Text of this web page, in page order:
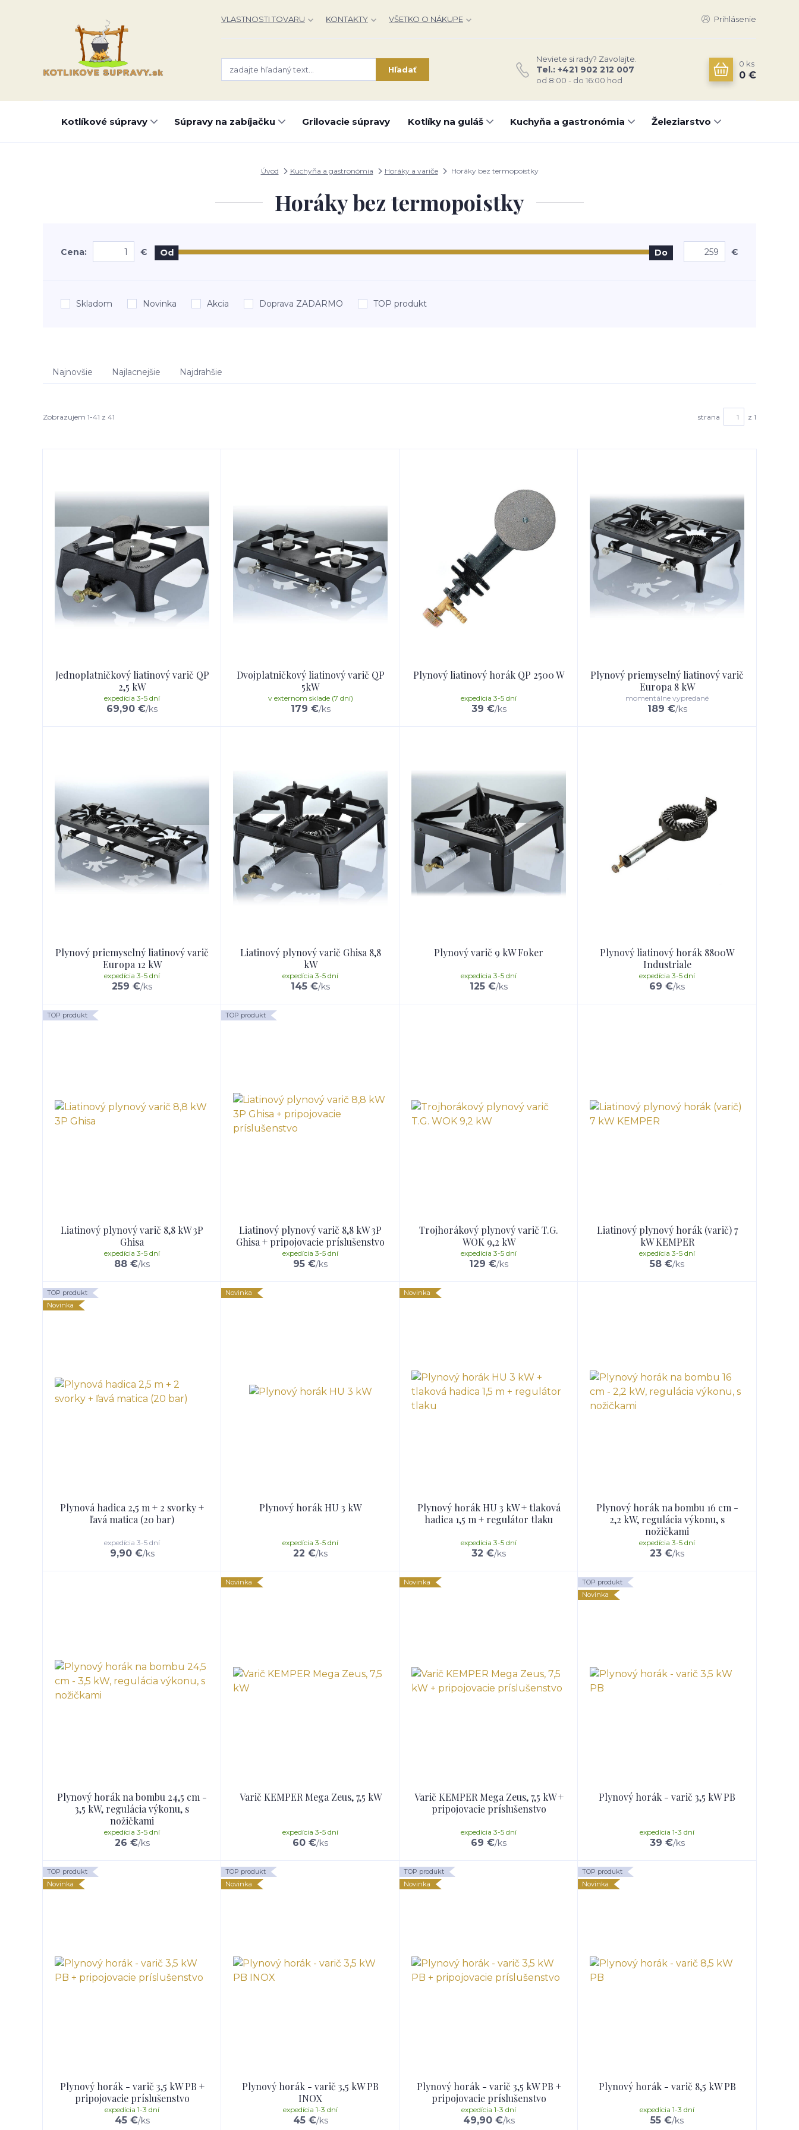
VLASTNOSTI TOVARU KONTAKTY VŠETKO O NÁKUPE Prihlásenie
Hľadať
Neviete si rady? Zavolajte.
Tel.: +421 902 212 007
od 8:00 - do 16:00 hod
0 ks
0 €
Kotlíkové súpravy Súpravy na zabíjačku Grilovacie súpravy Kotlíky na guláš Kuchyňa a gastronómia Železiarstvo
Úvod Kuchyňa a gastronómia Horáky a variče Horáky bez termopoistky
Horáky bez termopoistky
Cena: € Od Do €
Skladom Novinka Akcia Doprava ZADARMO TOP produkt
Najnovšie Najlacnejšie Najdrahšie
Zobrazujem 1-41 z 41 strana z 1
Jednoplatničkový liatinový varič QP
2,5 kW
69,90 €/ks
expedícia 3-5 dní
Dvojplatničkový liatinový varič QP
5kW
179 €/ks
v externom sklade (7 dní)
Plynový liatinový horák QP 2500 W
39 €/ks
expedícia 3-5 dní
Plynový priemyselný liatinový varič
Europa 8 kW
189 €/ks
momentálne vypredané
Plynový priemyselný liatinový varič
Europa 12 kW
259 €/ks
expedícia 3-5 dní
Liatinový plynový varič Ghisa 8,8
kW
145 €/ks
expedícia 3-5 dní
Plynový varič 9 kW Foker
125 €/ks
expedícia 3-5 dní
Plynový liatinový horák 8800W
Industriale
69 €/ks
expedícia 3-5 dní
TOP produkt
Liatinový plynový varič 8,8 kW 3P
Ghisa
88 €/ks
expedícia 3-5 dní
TOP produkt
Liatinový plynový varič 8,8 kW 3P
Ghisa + pripojovacie príslušenstvo
95 €/ks
expedícia 3-5 dní
Trojhorákový plynový varič T.G.
WOK 9,2 kW
129 €/ks
expedícia 3-5 dní
Liatinový plynový horák (varič) 7
kW KEMPER
58 €/ks
expedícia 3-5 dní
TOP produkt
Novinka
Plynová hadica 2,5 m + 2 svorky +
ľavá matica (20 bar)
9,90 €/ks
expedícia 3-5 dní
Novinka
Plynový horák HU 3 kW
22 €/ks
expedícia 3-5 dní
Novinka
Plynový horák HU 3 kW + tlaková
hadica 1,5 m + regulátor tlaku
32 €/ks
expedícia 3-5 dní
Plynový horák na bombu 16 cm -
2,2 kW, regulácia výkonu, s
nožičkami
23 €/ks
expedícia 3-5 dní
Plynový horák na bombu 24,5 cm -
3,5 kW, regulácia výkonu, s
nožičkami
26 €/ks
expedícia 3-5 dní
Novinka
Varič KEMPER Mega Zeus, 7,5 kW
60 €/ks
expedícia 3-5 dní
Novinka
Varič KEMPER Mega Zeus, 7,5 kW +
pripojovacie príslušenstvo
69 €/ks
expedícia 3-5 dní
TOP produkt
Novinka
Plynový horák - varič 3,5 kW PB
39 €/ks
expedícia 1-3 dní
TOP produkt
Novinka
Plynový horák - varič 3,5 kW PB +
pripojovacie príslušenstvo
45 €/ks
expedícia 1-3 dní
TOP produkt
Novinka
Plynový horák - varič 3,5 kW PB
INOX
45 €/ks
expedícia 1-3 dní
TOP produkt
Novinka
Plynový horák - varič 3,5 kW PB +
pripojovacie príslušenstvo
49,90 €/ks
expedícia 1-3 dní
TOP produkt
Novinka
Plynový horák - varič 8,5 kW PB
55 €/ks
expedícia 1-3 dní